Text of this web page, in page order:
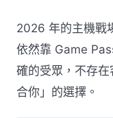
2026 年的主機戰
依然靠 Game
確的受眾，不存
合你」的選擇。